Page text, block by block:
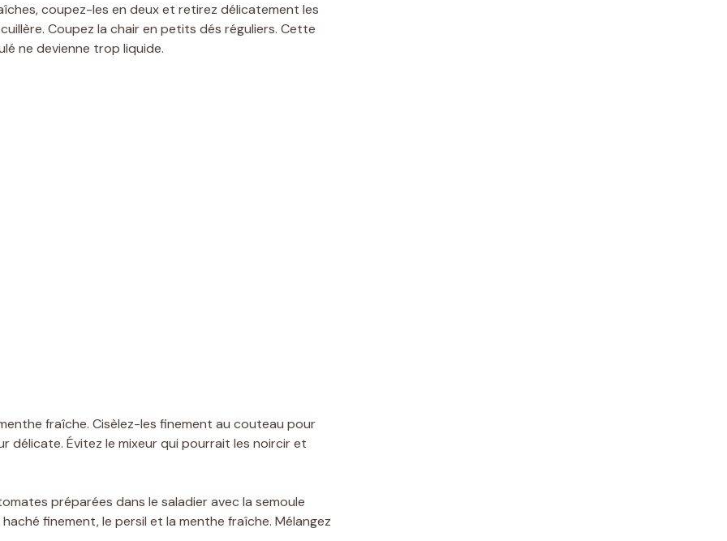
coupez-les en deux et retirez délicatement les
Coupez la chair en petits dés réguliers. Cette
ne devienne trop liquide.
fraîche. Cisèlez-les finement au couteau pour
délicate. Évitez le mixeur qui pourrait les noircir et
préparées dans le saladier avec la semoule
finement, le persil et la menthe fraîche. Mélangez